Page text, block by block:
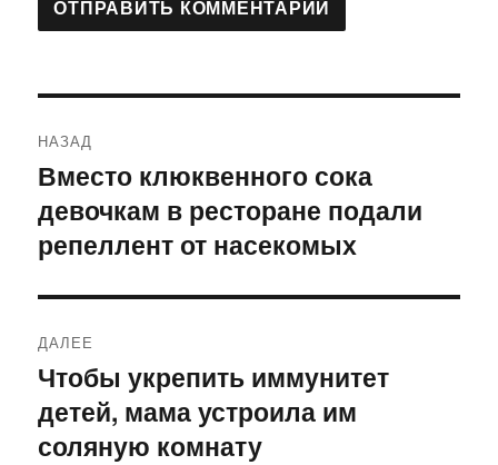
по
записям
НАЗАД
Предыдущая
запись:
Вместо клюквенного сока
девочкам в ресторане подали
репеллент от насекомых
ДАЛЕЕ
Следующая
запись:
Чтобы укрепить иммунитет
детей, мама устроила им
соляную комнату